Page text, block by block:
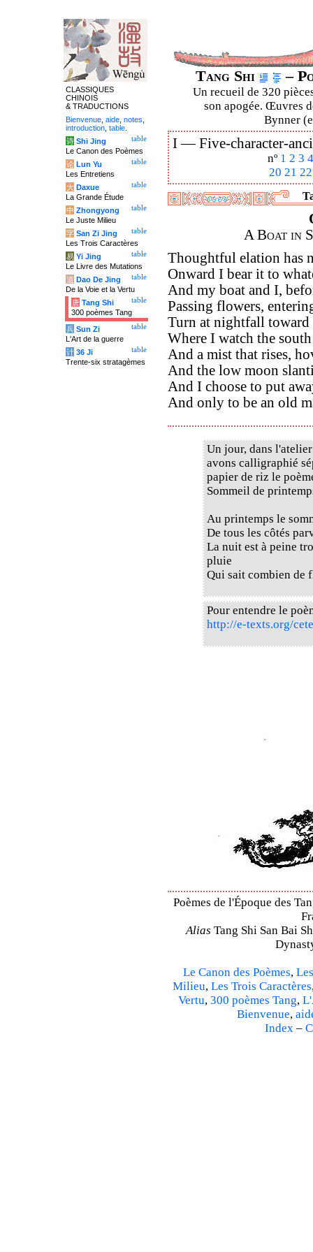
Tang Shi –
Un recueil de 320
son apogée. Œuvres
Bynner
I —Five-character-
nº 1 2 3 4
20 21 22
A Boat in
Thoughtful elation has
Onward I bear it to
And my boat and I,
Passing flowers,
Turn at nightfall toward
Where I watch the
And a mist that rises,
And the low moon
And I choose to put
And only to be an old
Un jour, dans
avons calligraphié
papier de riz le
Sommeil de
Au printemps le
De tous les côtés
La nuit est à peine
pluie
Qui sait combien de
Pour entendre le
http://e-texts.org/
Poèmes de l'Époque des
Alias Tang Shi San Bai
Le Canon des Poèmes,
Milieu, Les Trois Caractères
Vertu, 300 poèmes Tang,
Bienvenue,
Index–
CLASSIQUES
CHINOIS
& TRADUCTIONS
Bienvenue aide notes
introduction table
table
诗 Shi Jing
Le Canon des Poèmes
table
论 Lun Yu
Les Entretiens
table
大 Daxue
La Grande Étude
table
中 Zhongyong
Le Juste Milieu
table
字 San Zi Jing
Les Trois Caractères
table
易 Yi Jing
Le Livre des Mutations
table
道 Dao De Jing
De la Voie et la Vertu
table
唐 Tang Shi
300 poèmes Tang
table
兵 Sun Zi
L'Art de la guerre
table
计 36 Ji
Trente-six stratagèmes